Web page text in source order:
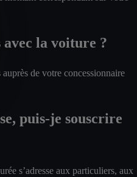
la voiture ?
de votre concessionnaire
puis-je souscrire
s’adresse aux particuliers, aux